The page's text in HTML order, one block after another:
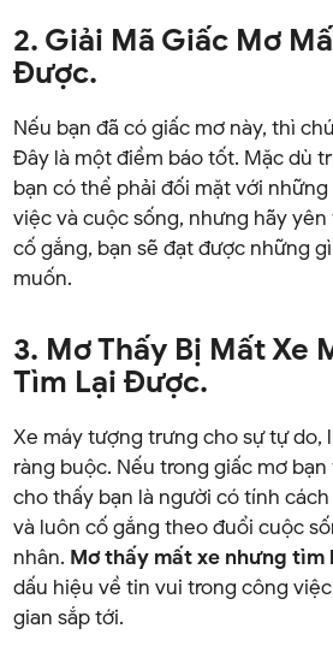
2. Giải Mã Giấc Mơ
Được.
Nếu bạn đã có giấc mơ này, thì
Đây là một điềm báo tốt. Mặc dù
bạn có thể phải đối mặt với
việc và cuộc sống, nhưng hãy
cố gắng, bạn sẽ đạt được những
muốn.
3. Mơ Thấy Bị Mất Xe
Tìm Lại Được.
Xe máy tượng trưng cho sự tự do,
ràng buộc. Nếu trong giấc mơ
cho thấy bạn là người có tính
và luôn cố gắng theo đuổi cuộc
nhân. Mơ thấy mất xe nhưng tìm
dấu hiệu về tin vui trong công
gian sắp tới.